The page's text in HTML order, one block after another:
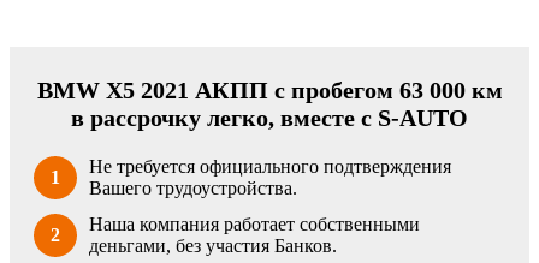
BMW X5 2021 АКПП с пробегом 63 000 км
в рассрочку легко, вместе с S-AUTO
1
Не требуется официального подтверждения
Вашего трудоустройства.
2
Наша компания работает собственными
деньгами, без участия Банков.